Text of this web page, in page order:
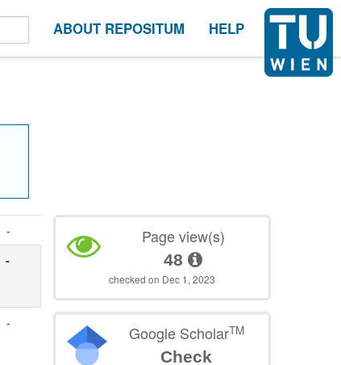
ABOUT REPOSITUM HELP
-
-
-
Page view(s)
48
checked on Dec 1, 2023
Google ScholarTM
Check